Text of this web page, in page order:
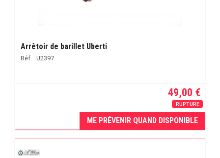
Arrêtoir de barillet Uberti
Réf. : U2397
49,00 €
RUPTURE
ME PRÉVENIR QUAND DISPONIBLE